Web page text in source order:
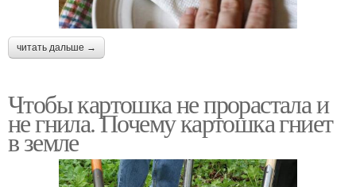
читать дальше →
Чтобы картошка не прорастала и
не гнила. Почему картошка гниет
в земле